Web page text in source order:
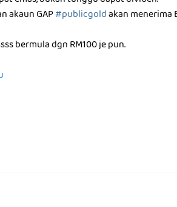
akaun GAP#publicgoldakan menerima
bermula dgn RM100 je pun.